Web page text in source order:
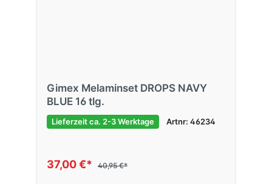
Gimex Melaminset DROPS NAVY
BLUE 16 tlg.
Lieferzeit ca. 2-3 Werktage Artnr: 46234
37,00 €* 40,95 €*